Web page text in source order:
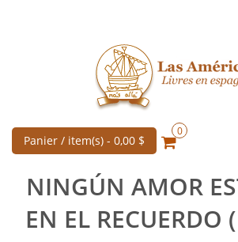
Panier / item(s) - 0,00 $
0
NINGÚN AMOR
EN EL RECUERDO